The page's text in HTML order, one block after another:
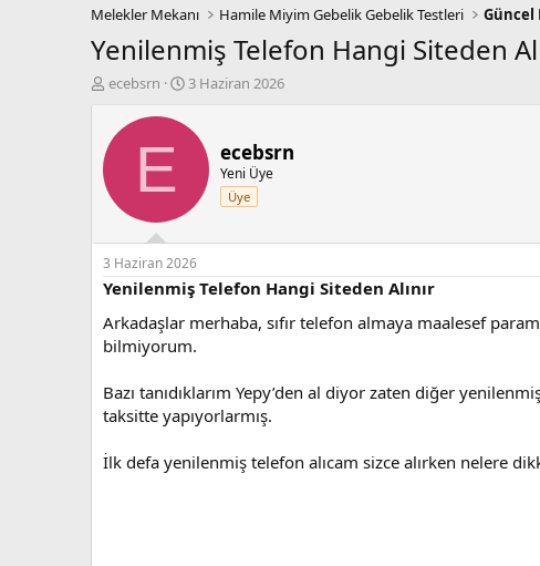
Melekler Mekanı Hamile Miyim Gebelik Gebelik Testleri Güncel
Yenilenmiş Telefon Hangi Siteden
K
b
u
a
ş
l
a
t
a
ecebsrn
B
ş
g
ç
t
a
r
h
3 Haziran 2026
E ecebsrn
Yeni Üye
Üye
3 Haziran 2026
Yenilenmiş Telefon Hangi Siteden Alınır
Arkadaşlar merhaba, sıfır telefon almaya maalesef
bilmiyorum.
Bazı tanıdıklarım Yepy’den al diyor zaten diğer
taksitte yapıyorlarmış.
İlk defa yenilenmiş telefon alıcam sizce alırken nelere